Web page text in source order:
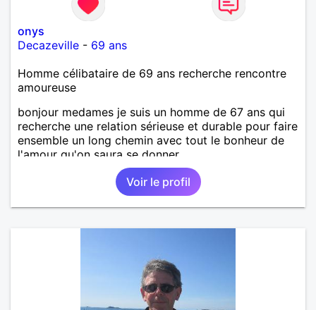
onys
Decazeville - 69 ans
Homme célibataire de 69 ans recherche rencontre
amoureuse
bonjour medames je suis un homme de 67 ans qui
recherche une relation sérieuse et durable pour faire
ensemble un long chemin avec tout le bonheur de
l'amour qu'on saura se donner.
Voir le profil